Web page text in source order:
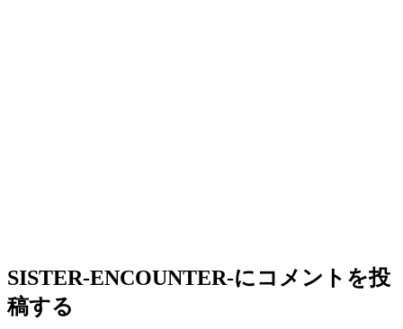
SISTER-ENCOUNTER-にコメントを投
稿する